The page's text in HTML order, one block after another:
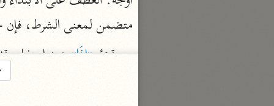
متضمن لمعنى الشرط، فإن
وقرئ «إذَا» دون استفام